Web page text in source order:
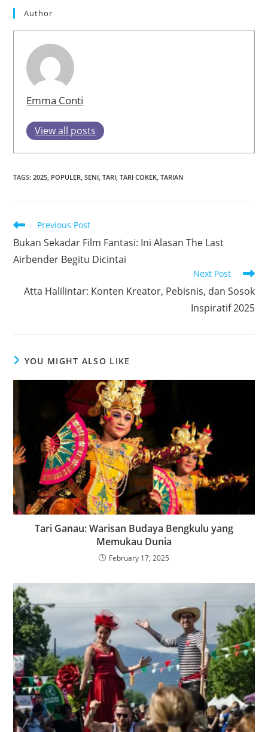
Author
Emma Conti
View all posts
TAGS:2025 POPULER SENI TARI TARI COKEK TARIAN
Read
articles
Previous Post
Bukan Sekadar Film Fantasi: Ini Alasan The Last
Airbender Begitu Dicintai
Next Post
Atta Halilintar: Konten Kreator, Pebisnis, dan Sosok
Inspiratif 2025
YOU MIGHT ALSO LIKE
Tari Ganau: Warisan Budaya Bengkulu yang
Memukau Dunia
February 17, 2025